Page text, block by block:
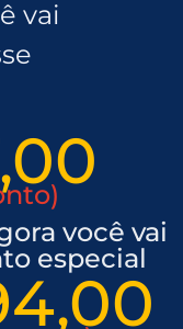
vai
você vai
especial